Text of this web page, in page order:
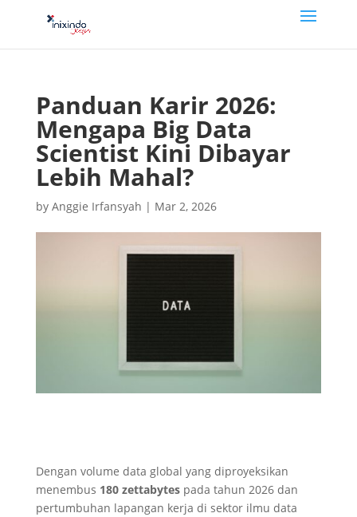
Panduan Karir 2026:
Mengapa Big Data
Scientist Kini Dibayar
Lebih Mahal?
by Anggie Irfansyah | Mar 2, 2026
Dengan volume data global yang diproyeksikan
menembus 180 zettabytespada tahun 2026 dan
pertumbuhan lapangan kerja di sektor ilmu data